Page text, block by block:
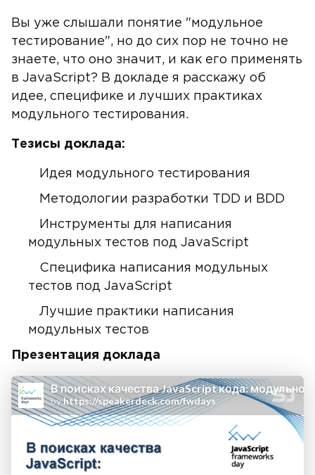
Вы уже слышали понятие "модульное
тестирование", но до сих пор не точно не
знаете, что оно значит, и как его применять
в JavaScript? В докладе я расскажу об
идее, специфике и лучших практиках
модульного тестирования.
Тезисы доклада:
Идея модульного тестирования
Методологии разработки TDD и BDD
Инструменты для написания
модульных тестов под JavaScript
Специфика написания модульных
тестов под JavaScript
Лучшие практики написания
модульных тестов
Презентация доклада